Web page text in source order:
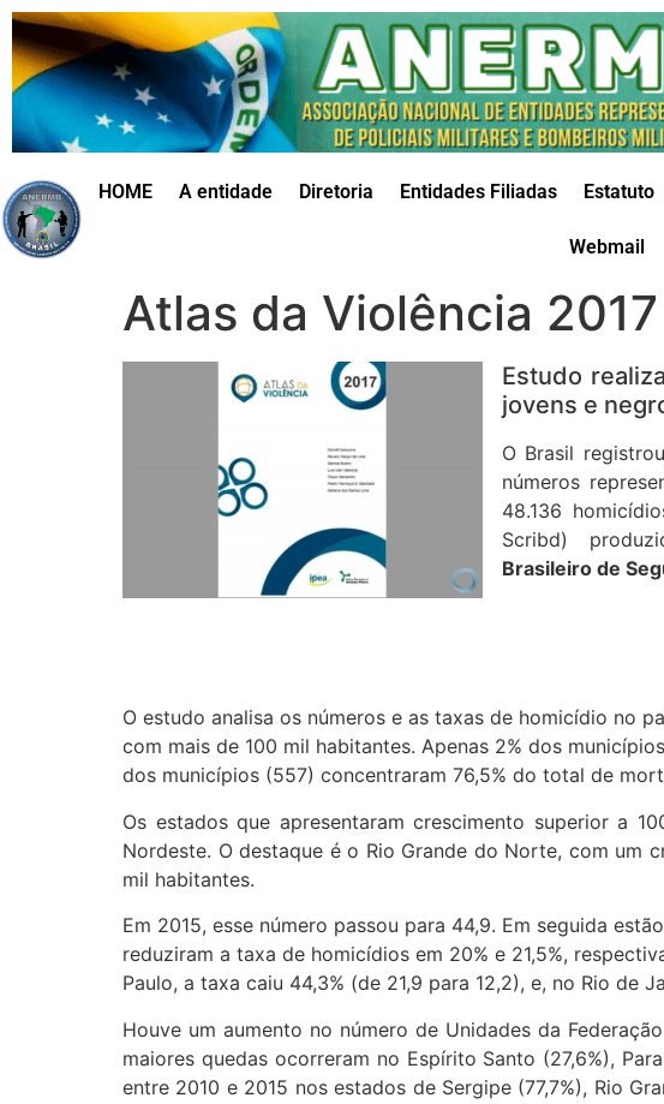
HOME A entidade Diretoria Entidades Filiadas Estatuto
Webmail
Atlas da Violência
Estudo
jovens e
O Brasil
números
48.136
Scribd)
Brasileiro de
O estudo analisa os números e as taxas de homicídio no
com mais de 100 mil habitantes. Apenas 2% dos
dos municípios (557) concentraram 76,5% do total de
Os estados que apresentaram crescimento superior a
Nordeste. O destaque é o Rio Grande do Norte, com um
mil habitantes.
Em 2015, esse número passou para 44,9. Em seguida
reduziram a taxa de homicídios em 20% e 21,5%,
Paulo, a taxa caiu 44,3% (de 21,9 para 12,2), e, no Rio de
Houve um aumento no número de Unidades da
maiores quedas ocorreram no Espírito Santo (27,6%),
entre 2010 e 2015 nos estados de Sergipe (77,7%), Rio